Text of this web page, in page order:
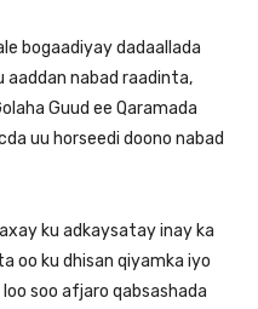
bogaadiyay dadaallada
aaddan nabad raadinta,
Guud ee Qaramada
uu horseedi doono nabad
ku adkaysatay inay ka
oo ku dhisan qiyamka iyo
soo afjaro qabsashada